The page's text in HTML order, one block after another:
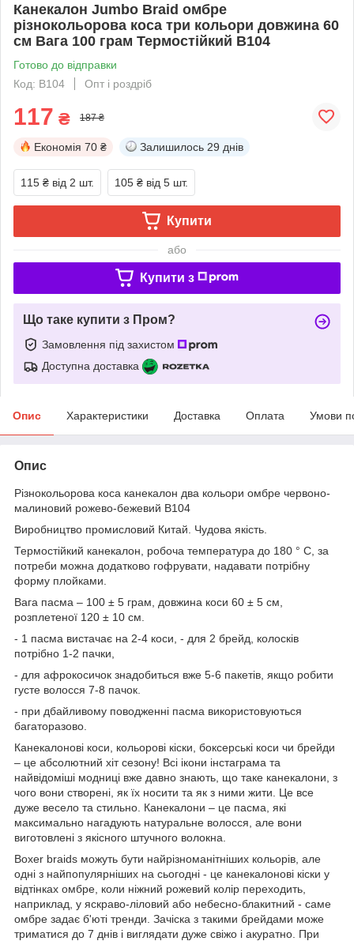
Канекалон Jumbo Braid омбре
різнокольорова коса три кольори довжина 60
см Вага 100 грам Термостійкий В104
Готово до відправки
Код: В104
Опт і роздріб
117 ₴ 187 ₴
Економія 70 ₴ Залишилось 29 днів
115 ₴ від 2 шт. 105 ₴ від 5 шт.
Купити
або
Купити з
Що таке купити з Пром?
Замовлення під захистом
Доступна доставка
Опис Характеристики Доставка Оплата Умови
Опис
Різнокольорова коса канекалон два кольори омбре червоно-
малиновий рожево-бежевий В104
Виробництво промисловий Китай. Чудова якість.
Термостійкий канекалон, робоча температура до 180 ° С, за
потреби можна додатково гофрувати, надавати потрібну
форму плойками.
Вага пасма – 100 ± 5 грам, довжина коси 60 ± 5 см,
розплетеної 120 ± 10 см.
- 1 пасма вистачає на 2-4 коси, - для 2 брейд, колосків
потрібно 1-2 пачки,
- для афрокосичок знадобиться вже 5-6 пакетів, якщо робити
густе волосся 7-8 пачок.
- при дбайливому поводженні пасма використовуються
багаторазово.
Канекалонові коси, кольорові кіски, боксерські коси чи брейди
– це абсолютний хіт сезону! Всі ікони інстаграма та
найвідоміші модниці вже давно знають, що таке канекалони, з
чого вони створені, як їх носити та як з ними жити. Це все
дуже весело та стильно. Канекалони – це пасма, які
максимально нагадують натуральне волосся, але вони
виготовлені з якісного штучного волокна.
Boxer braids можуть бути найрізноманітніших кольорів, але
одні з найпопулярніших на сьогодні - це канекалонові кіски у
відтінках омбре, коли ніжний рожевий колір переходить,
наприклад, у яскраво-ліловий або небесно-блакитний - саме
омбре задає б'юті тренди. Зачіска з такими брейдами може
триматися до 7 днів і виглядати дуже свіжо і акуратно. При